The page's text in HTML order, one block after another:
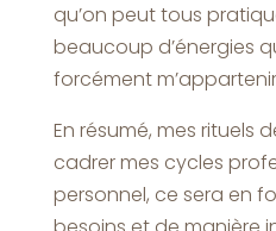
qu’on peut tous
beaucoup d’énergies
forcément
En résumé, mes rituels
cadrer mes cycles
personnel, ce sera en